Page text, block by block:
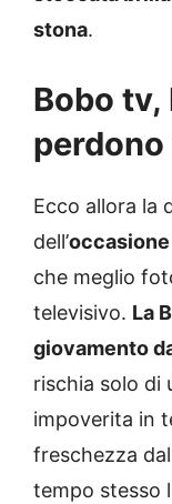
stona.
Bobo
Ecco allora la
dell’
che meglio
televisivo. La
giovamento
rischia solo di
impoverita in
freschezza
tempo stesso